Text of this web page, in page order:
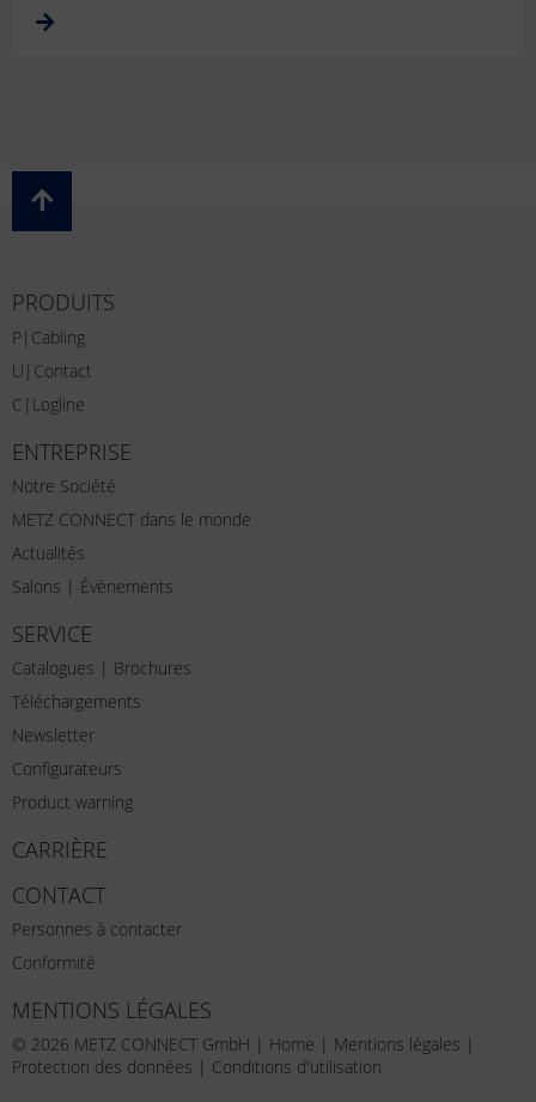
PRODUITS
P|Cabling
U|Contact
C|Logline
ENTREPRISE
Notre Société
METZ CONNECT dans le monde
Actualités
Salons | Évènements
SERVICE
Catalogues | Brochures
Téléchargements
Newsletter
Configurateurs
Product warning
CARRIÈRE
CONTACT
Personnes à contacter
Conformité
MENTIONS LÉGALES
© 2026 METZ CONNECT GmbH | Home | Mentions légales |
Protection des données | Conditions d'utilisation